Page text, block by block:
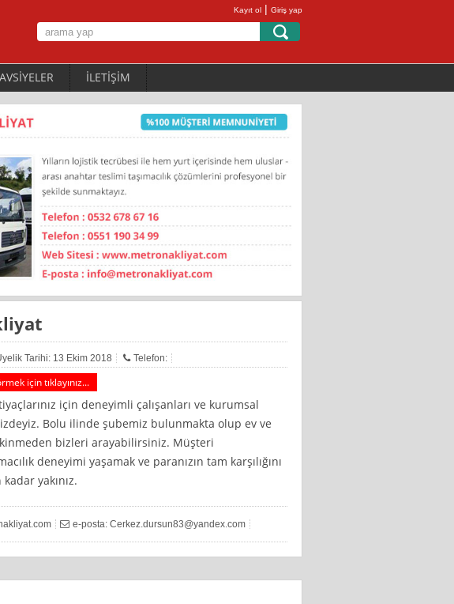
Kayıt ol | Giriş yap
İLETİŞİM
Tarihi: 13 Ekim 2018 Telefon:
için tıklayınız...
için deneyimli çalışanları ve kurumsal
Bolu ilinde şubemiz bulunmakta olup ev ve
bizleri arayabilirsiniz. Müşteri
deneyimi yaşamak ve paranızın tam karşılığını
yakınız.
e-posta: Cerkez.dursun83@yandex.com